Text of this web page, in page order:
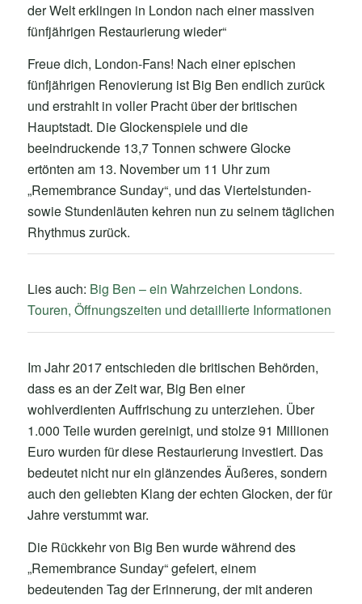
der Welt erklingen in London nach einer massiven
fünfjährigen Restaurierung wieder“
Freue dich, London-Fans! Nach einer epischen
fünfjährigen Renovierung ist Big Ben endlich zurück
und erstrahlt in voller Pracht über der britischen
Hauptstadt. Die Glockenspiele und die
beeindruckende 13,7 Tonnen schwere Glocke
ertönten am 13. November um 11 Uhr zum
„Remembrance Sunday“, und das Viertelstunden-
sowie Stundenläuten kehren nun zu seinem täglichen
Rhythmus zurück.
Lies auch: Big Ben – ein Wahrzeichen Londons.
Touren, Öffnungszeiten und detaillierte Informationen
Im Jahr 2017 entschieden die britischen Behörden,
dass es an der Zeit war, Big Ben einer
wohlverdienten Auffrischung zu unterziehen. Über
1.000 Teile wurden gereinigt, und stolze 91 Millionen
Euro wurden für diese Restaurierung investiert. Das
bedeutet nicht nur ein glänzendes Äußeres, sondern
auch den geliebten Klang der echten Glocken, der für
Jahre verstummt war.
Die Rückkehr von Big Ben wurde während des
„Remembrance Sunday“ gefeiert, einem
bedeutenden Tag der Erinnerung, der mit anderen